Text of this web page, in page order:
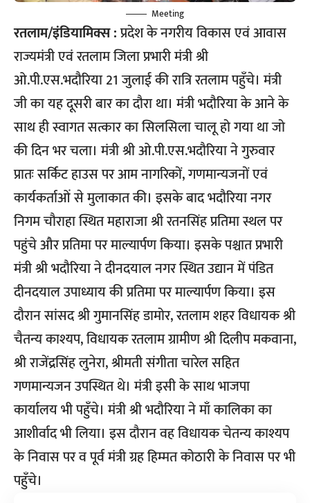
Meeting
रतलाम/इंडियामिक्स :प्रदेश के नगरीय विकास एवं आवास
राज्यमंत्री एवं रतलाम जिला प्रभारी मंत्री श्री
ओ.पी.एस.भदौरिया 21 जुलाई की रात्रि रतलाम पहुँचे। मंत्री
जी का यह दूसरी बार का दौरा था। मंत्री भदौरिया के आने के
साथ ही स्वागत सत्कार का सिलसिला चालू हो गया था जो
की दिन भर चला। मंत्री श्री ओ.पी.एस.भदौरिया ने गुरुवार
प्रातः सर्किट हाउस पर आम नागरिकों, गणमान्यजनों एवं
कार्यकर्ताओं से मुलाकात की। इसके बाद भदौरिया नगर
निगम चौराहा स्थित महाराजा श्री रतनसिंह प्रतिमा स्थल पर
पहुंचे और प्रतिमा पर माल्यार्पण किया। इसके पश्चात प्रभारी
मंत्री श्री भदौरिया ने दीनदयाल नगर स्थित उद्यान में पंडित
दीनदयाल उपाध्याय की प्रतिमा पर माल्यार्पण किया। इस
दौरान सांसद श्री गुमानसिंह डामोर, रतलाम शहर विधायक श्री
चैतन्य काश्यप, विधायक रतलाम ग्रामीण श्री दिलीप मकवाना,
श्री राजेंद्रसिंह लुनेरा, श्रीमती संगीता चारेल सहित
गणमान्यजन उपस्थित थे। मंत्री इसी के साथ भाजपा
कार्यालय भी पहुँचे। मंत्री श्री भदौरिया ने माँ कालिका का
आशीर्वाद भी लिया। इस दौरान वह विधायक चेतन्य काश्यप
के निवास पर व पूर्व मंत्री ग्रह हिम्मत कोठारी के निवास पर भी
पहुँचे।